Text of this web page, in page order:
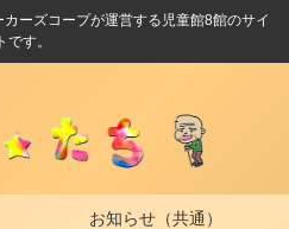
ーズコープが運営する児童館8館のサイ
トです。
お知らせ（共通）